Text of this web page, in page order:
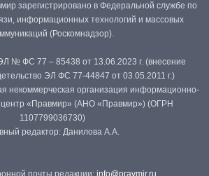
зарегистрировано в Федеральной службе по
информационных технологий и массовых
(Роскомнадзор).
№ ФС 77 – 85438 от 13.06.2023 г. (внесение
ЭЛ ФС 77-44847 от 03.05.2011 г.)
некоммерческая организация информационно-
центр «Правмир» (АНО «Правмир») (ОГРН
1107799036730)
редактор: Данилова А.А.